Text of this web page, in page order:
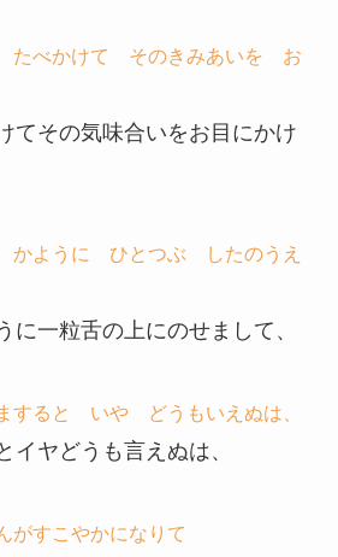
たべかけて そのきみあいを お
てその気味合いをお目にかけ
ように ひとつぶ したのうえ
に一粒舌の上にのせまして、
すると いや どうもいえぬは、
イヤどうも言えぬは、
がすこやかになりて